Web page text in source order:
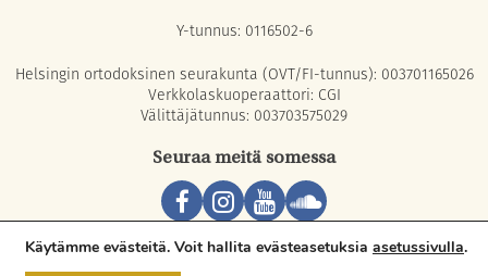
Y-tunnus: 0116502-6
Helsingin ortodoksinen seurakunta (OVT/FI-tunnus): 003701165026
Verkkolaskuoperaattori: CGI
Välittäjätunnus: 003703575029
Seuraa meitä somessa
Copyright © 2026 Orthodox Parish of Helsinki. All rights reserved.
Käytämme evästeitä. Voit hallita evästeasetuksia asetussivulla.